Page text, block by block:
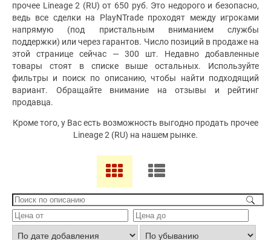
прочее Lineage 2 (RU) от 650 руб. Это недорого и безопасно,
ведь все сделки на PlayNTrade проходят между игроками
напрямую (под пристальным вниманием службы
поддержки) или через гарантов. Число позиций в продаже на
этой странице сейчас — 300 шт. Недавно добавленные
товары стоят в списке выше остальных. Используйте
фильтры и поиск по описанию, чтобы найти подходящий
вариант. Обращайте внимание на отзывы и рейтинг
продавца.
Кроме того, у Вас есть возможность выгодно продать прочее
Lineage 2 (RU) на нашем рынке.